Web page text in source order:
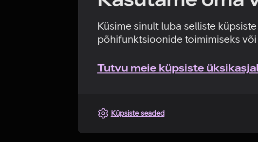
Küsime sinult luba selliste
põhifunktsioonide toimimiseks
Tutvu meie küpsiste
Küpsiste seaded